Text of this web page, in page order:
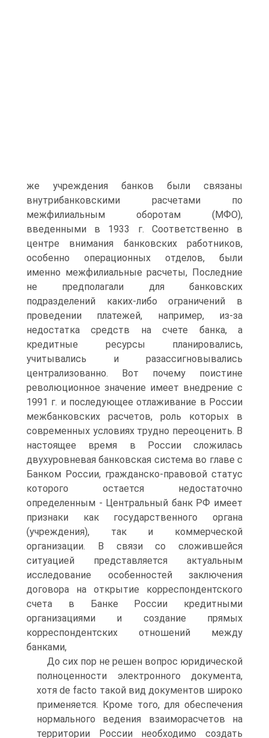
же учреждения банков были связаны
внутрибанковскими расчетами по
межфилиальным оборотам (МФО),
введенными в 1933 г. Соответственно в
центре внимания банковских работников,
особенно операционных отделов, были
именно межфилиальные расчеты, Последние
не предполагали для банковских
подразделений каких-либо ограничений в
проведении платежей, например, из-за
недостатка средств на счете банка, а
кредитные ресурсы планировались,
учитывались и разассигновывались
централизованно. Вот почему поистине
революционное значение имеет внедрение с
1991 г. и последующее отлаживание в России
межбанковских расчетов, роль которых в
современных условиях трудно переоценить. В
настоящее время в России сложилась
двухуровневая банковская система во главе с
Банком России, гражданско-правовой статус
которого остается недостаточно
определенным - Центральный банк РФ имеет
признаки как государственного органа
(учреждения), так и коммерческой
организации. В связи со сложившейся
ситуацией представляется актуальным
исследование особенностей заключения
договора на открытие корреспондентского
счета в Банке России кредитными
организациями и создание прямых
корреспондентских отношений между
банками,
До сих пор не решен вопрос юридической
полноценности электронного документа,
хотя de facto такой вид документов широко
применяется. Кроме того, для обеспечения
нормального ведения взаиморасчетов на
территории России необходимо создать